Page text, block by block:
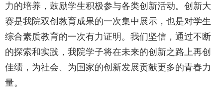
力的培养，鼓励学生积极参与各类创新活动。创新大
赛是我院双创教育成果的一次集中展示，也是对学生
综合素质教育的一次有力证明。我们坚信，通过不断
的探索和实践，我院学子将在未来的创新之路上再创
佳绩，为社会、为国家的创新发展贡献更多的青春力
量。